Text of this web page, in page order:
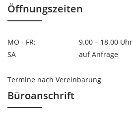
Öffnungszeiten
MO - FR:
9.00 – 18.00 Uhr
SA
auf Anfrage
Termine nach Vereinbarung
Büroanschrift